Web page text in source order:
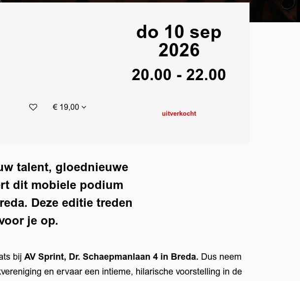
€ 19,00
do 10 sep
2026
20.00 - 22.00
uitverkocht
talent, gloednieuwe
dit mobiele podium
Deze editie treden
je op.
bij AV Sprint, Dr. Schaepmanlaan 4 in Breda. Dus neem
en ervaar een intieme, hilarische voorstelling in de